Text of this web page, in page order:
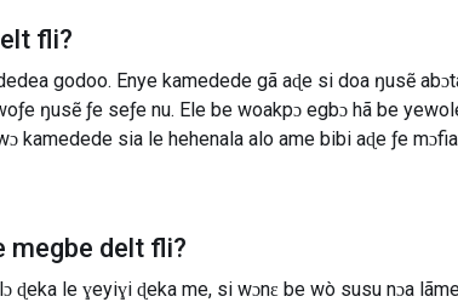
fli?
godoo. Enye kamedede gã aɖe si doa ŋusẽ
ŋusẽ ƒe seƒe nu. Ele be woakpɔ egbɔ hã be
kamedede sia le hehenala alo ame bibi aɖe ƒe
megbe delt fli?
ɖeka le ɣeyiɣi ɖeka me, si wɔnɛ be wò susu nɔa